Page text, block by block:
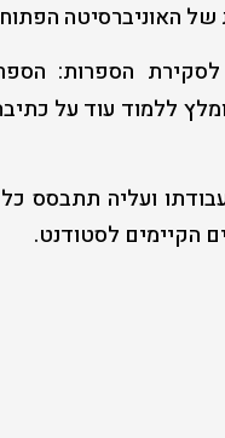
של האוניברסיטה
הספרות:
ללמוד עוד על
ועליה תתבסס כל
הקיימים לסטודנט.